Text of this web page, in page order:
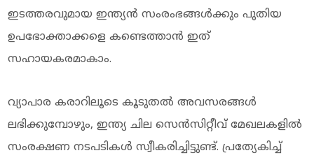
ഇടത്തരവുമായ ഇന്ത്യൻ സംരംഭങ്ങൾക്കും പുതിയ
ഉപഭോക്താക്കളെ കണ്ടെത്താൻ ഇത്
സഹായകരമാകാം.
വ്യാപാര കരാറിലൂടെ കൂടുതൽ അവസരങ്ങൾ
ലഭിക്കുമ്പോഴും, ഇന്ത്യ ചില സെൻസിറ്റീവ് മേഖലകളിൽ
സംരക്ഷണ നടപടികൾ സ്വീകരിച്ചിട്ടുണ്ട്. പ്രത്യേകിച്ച്